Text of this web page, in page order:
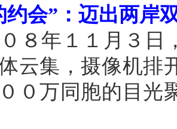
约会”：迈出两岸
８年１１月３日
云集，摄像机排
０万同胞的目光